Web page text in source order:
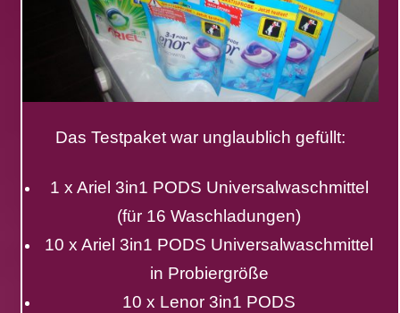
Das Testpaket war unglaublich gefüllt:
1 x Ariel 3in1 PODS Universalwaschmittel
(für 16 Waschladungen)
10 x Ariel 3in1 PODS Universalwaschmittel
in Probiergröße
10 x Lenor 3in1 PODS